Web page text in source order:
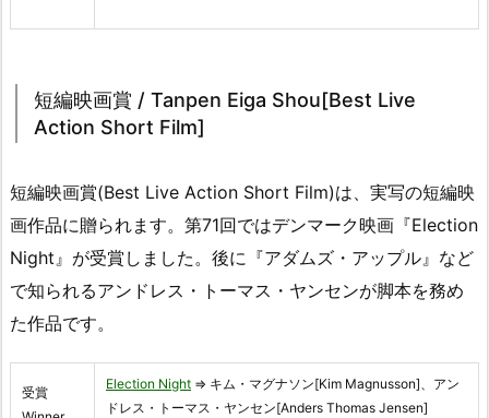
短編映画賞 / Tanpen Eiga Shou[Best Live
Action Short Film]
短編映画賞(Best Live Action Short Film)は、実写の短編映
画作品に贈られます。第71回ではデンマーク映画『Election
Night』が受賞しました。後に『アダムズ・アップル』など
で知られるアンドレス・トーマス・ヤンセンが脚本を務め
た作品です。
受賞
Election Night ⇒ キム・マグナソン[Kim Magnusson]、アン
ドレス・トーマス・ヤンセン[Anders Thomas Jensen]